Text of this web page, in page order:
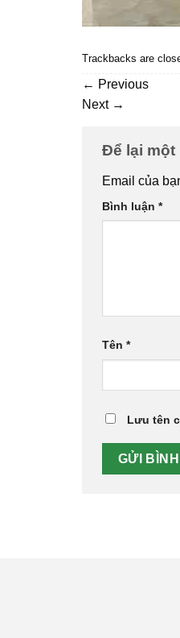
Trackbacks are
← Previous
Next →
Để lại một
Email của
Bình luận *
Tên *
Lưu tên